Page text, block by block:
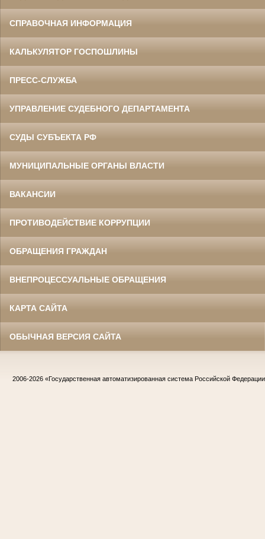
СПРАВОЧНАЯ ИНФОРМАЦИЯ
КАЛЬКУЛЯТОР ГОСПОШЛИНЫ
ПРЕСС-СЛУЖБА
УПРАВЛЕНИЕ СУДЕБНОГО ДЕПАРТАМЕНТА
СУДЫ СУБЪЕКТА РФ
МУНИЦИПАЛЬНЫЕ ОРГАНЫ ВЛАСТИ
ВАКАНСИИ
ПРОТИВОДЕЙСТВИЕ КОРРУПЦИИ
ОБРАЩЕНИЯ ГРАЖДАН
ВНЕПРОЦЕССУАЛЬНЫЕ ОБРАЩЕНИЯ
КАРТА САЙТА
ОБЫЧНАЯ ВЕРСИЯ САЙТА
2006-2026 «Государственная автоматизированная система Российской